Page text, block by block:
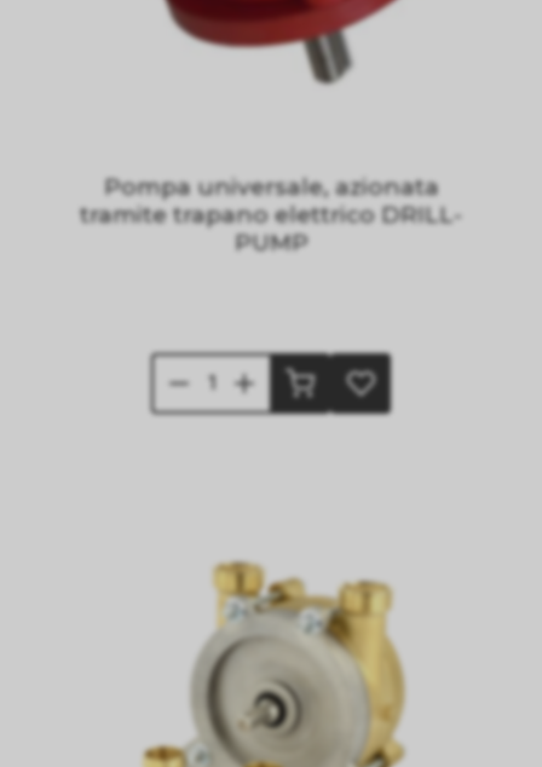
Pompa universale, azionata
tramite trapano elettrico DRILL-
PUMP